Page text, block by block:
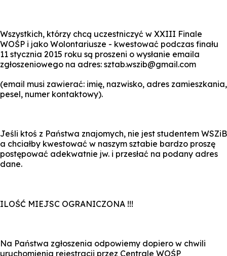
Wszystkich, którzy chcą uczestniczyć w XXIII Finale
WOŚP i jako Wolontariusze - kwestować podczas finału
11 stycznia 2015 roku są proszeni o wysłanie emaila
zgłoszeniowego na adres: sztab.wszib@gmail.com
(email musi zawierać: imię, nazwisko, adres zamieszkania,
pesel, numer kontaktowy).
Jeśli ktoś z Państwa znajomych, nie jest studentem WSZiB
a chciałby kwestować w naszym sztabie bardzo proszę
postępować adekwatnie jw. i przesłać na podany adres
dane.
ILOŚĆ MIEJSC OGRANICZONA !!!
Na Państwa zgłoszenia odpowiemy dopiero w chwili
uruchomienia rejestracji przez Centrale WOŚP